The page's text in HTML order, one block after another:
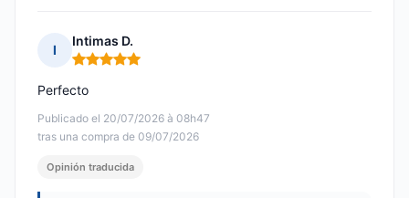
I
Intimas D.
Nota: 5 de 5
Publicado el 20/07/2026 à 08h47
tras una compra de 09/07/2026
Perfecto
Opinión traducida